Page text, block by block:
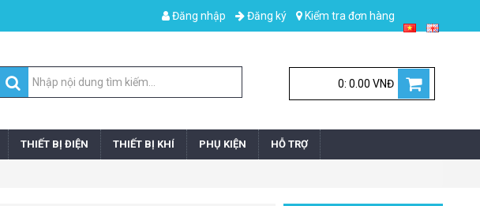
Kiểm tra đơn hàng
Đăng ký
Đăng nhập
0: 0.00 VNĐ
THIẾT BỊ ĐIỆN THIẾT BỊ KHÍ PHỤ KIỆN HỖ TRỢ